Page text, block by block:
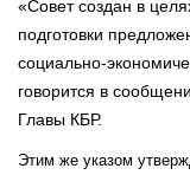
«Совет создан в
подготовки
социально-
говорится в
Главы КБР.
Этим же указом